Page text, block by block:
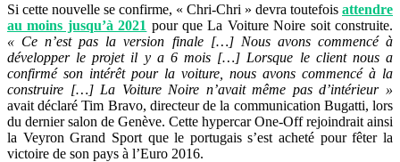
Si cette nouvelle se confirme, « Chri-Chri » devra toutefois attendre
au moins jusqu’à 2021 pour que La Voiture Noire soit construite.
« Ce n’est pas la version finale […] Nous avons commencé à
développer le projet il y a 6 mois […] Lorsque le client nous a
confirmé son intérêt pour la voiture, nous avons commencé à la
construire […] La Voiture Noire n’avait même pas d’intérieur »
avait déclaré Tim Bravo, directeur de la communication Bugatti, lors
du dernier salon de Genève. Cette hypercar One-Off rejoindrait ainsi
la Veyron Grand Sport que le portugais s’est acheté pour fêter la
victoire de son pays à l’Euro 2016.